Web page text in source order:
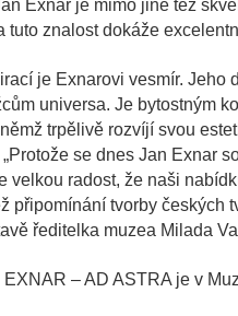
Exnar je mimo jiné též
tuto znalost dokáže
je Exnarovi vesmír. Jeho
universa. Je bytostným
trpělivě rozvíjí svou
se dnes Jan Exnar
velkou radost, že naši
připomínání tvorby českých
ředitelka muzea Milada
– AD ASTRA je v